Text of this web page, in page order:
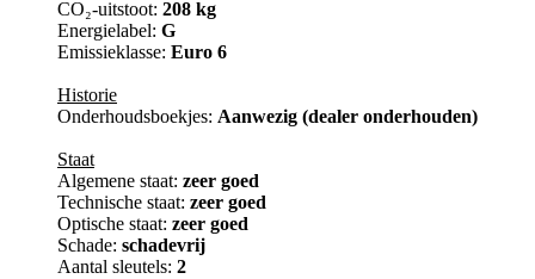
CO₂-uitstoot: 208 kg
Energielabel: G
Emissieklasse: Euro 6
Historie
Onderhoudsboekjes: Aanwezig (dealer onderhouden)
Staat
Algemene staat: zeer goed
Technische staat: zeer goed
Optische staat: zeer goed
Schade: schadevrij
Aantal sleutels: 2